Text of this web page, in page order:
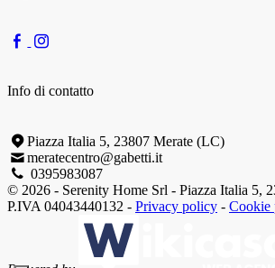
Info di contatto
Piazza Italia 5, 23807 Merate (LC)
meratecentro@gabetti.it
0395983087
© 2026 - Serenity Home Srl - Piazza Italia 5,
P.IVA 04043440132 - Privacy policy - Cookie